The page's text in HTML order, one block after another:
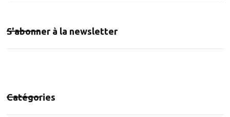
S'abonner à la newsletter
Catégories